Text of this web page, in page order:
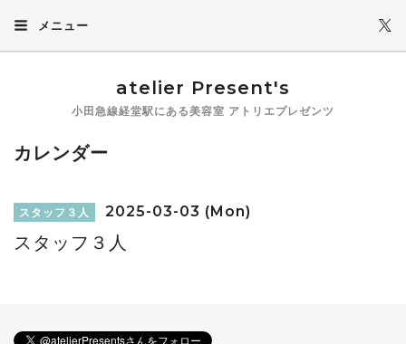
メニュー
atelier Present's
小田急線経堂駅にある美容室 アトリエプレゼンツ
カレンダー
スタッフ３人 2025-03-03 (Mon)
スタッフ３人